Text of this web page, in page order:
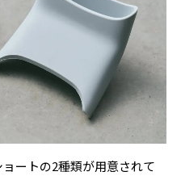
ートの2種類が用意されて